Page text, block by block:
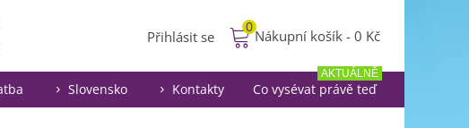
Přihlásit se
0
Nákupní košík - 0 Kč
Slovensko Kontakty Co vysévat právě teď
AKTUÁLNĚ